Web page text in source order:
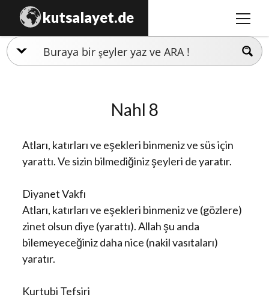
kutsalayet.de
menüyü
İslamiyet
Ezidilik
Nahl 8
Atları, katırları ve eşekleri binmeniz ve süs için
yarattı. Ve sizin bilmediğiniz şeyleri de yaratır.
Diyanet Vakfı
Atları, katırları ve eşekleri binmeniz ve (gözlere)
zinet olsun diye (yarattı). Allah şu anda
bilemeyeceğiniz daha nice (nakil vasıtaları)
yaratır.
Kurtubi Tefsiri